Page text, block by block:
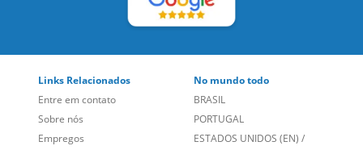
Links Relacionados
Entre em contato
Sobre nós
Empregos
No mundo todo
BRASIL
PORTUGAL
ESTADOS UNIDOS (EN) /